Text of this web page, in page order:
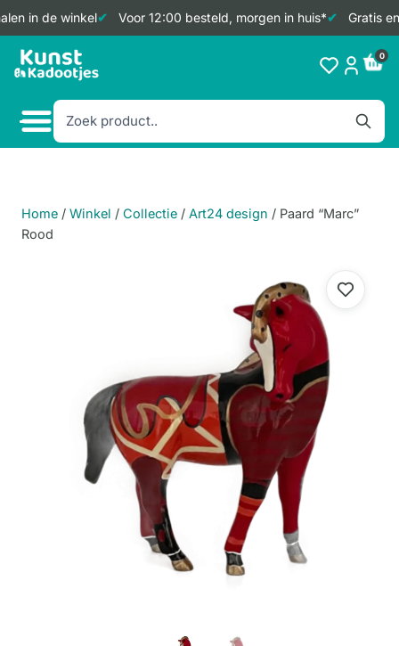
in de winkel Voor 12:00 besteld, morgen in huis* Gratis
Doorgaan
naar
0
Home / Winkel / Collectie / Art24 design / Paard “Marc”
Rood